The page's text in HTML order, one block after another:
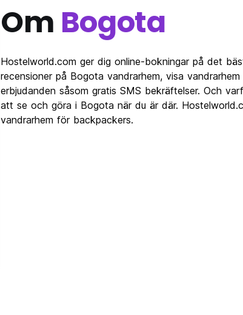
Om Bogota
Hostelworld.com ger dig online-bokningar på det
recensioner på Bogota vandrarhem, visa
erbjudanden såsom gratis SMS bekräftelser. Och
att se och göra i Bogota när du är där.
vandrarhem för backpackers.